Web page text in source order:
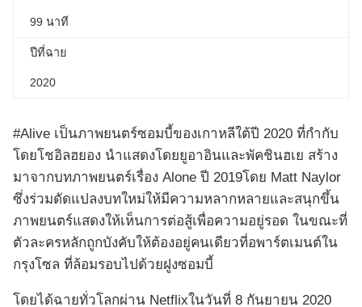
99 นาที
ปีที่ฉาย
2020
#Alive เป็นภาพยนตร์ซอมบี้ของเกาหลีใต้ปี 2020 ที่กำกับ
โดยโชอิลฮยอง นำแสดงโดยยูอาอินและพัคชินฮเย สร้าง
มาจากบทภาพยนตร์เรื่อง Alone ปี 2019โดย Matt Naylor
ซึ่งร่วมดัดแปลงบทใหม่ให้มีความหลากหลายและสนุกขึ้น
ภาพยนตร์แสดงให้เห็นการต่อสู้เพื่อความอยู่รอด ในขณะที่
ตัวละครหลักถูกบังคับให้ต้องอยู่คนเดียวที่อพาร์ตเมนต์ใน
กรุงโซล ที่ล้อมรอบไปด้วยฝูงซอมบี้
โดยได้ฉายทั่วโลกผ่าน Netflixในวันที่ 8 กันยายน 2020